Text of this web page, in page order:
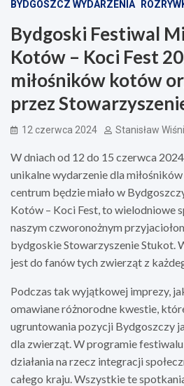
BYDGOSZCZ WYDARZENIA
Bydgoski Festiwal
Kotów – Koci Fest
miłośników kotów
przez
12 czerwca 2024 Stanisław
W dniach od 12 do 15 czerwca
unikalne wydarzenie dla
centrum będzie miało w
Kotów – Koci Fest, to wielodniowe
naszym czworonożnym
bydgoskie Stowarzyszenie Stukot.
jest do fanów tych zwierząt z
Podczas tak wyjątkowej imprezy,
omawiane różnorodne kwestie,
ugruntowania pozycji Bydgoszczy
dla zwierząt. W programie
działania na rzecz integracji
całego kraju. Wszystkie te